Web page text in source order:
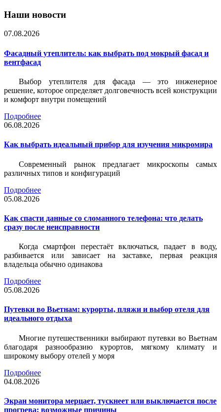
Наши новости
07.08.2026
Фасадный утеплитель: как выбрать под мокрый фасад и
вентфасад
Выбор утеплителя для фасада — это инженерное
решение, которое определяет долговечность всей конструкции
и комфорт внутри помещений
Подробнее
06.08.2026
Как выбрать идеальный прибор для изучения микромира
Современный рынок предлагает микроскопы самых
различных типов и конфигураций
Подробнее
05.08.2026
Как спасти данные со сломанного телефона: что делать
сразу после неисправности
Когда смартфон перестаёт включаться, падает в воду,
разбивается или зависает на заставке, первая реакция
владельца обычно одинакова
Подробнее
05.08.2026
Путевки во Вьетнам: курорты, пляжи и выбор отеля для
идеального отдыха
Многие путешественники выбирают путевки во Вьетнам
благодаря разнообразию курортов, мягкому климату и
широкому выбору отелей у моря
Подробнее
04.08.2026
Экран монитора мерцает, тускнеет или выключается после
прогрева: возможные причины